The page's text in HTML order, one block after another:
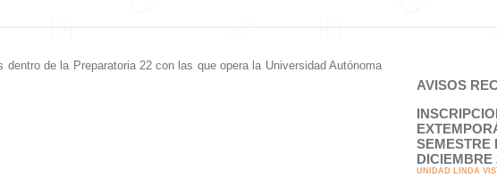
de la Preparatoria 22 con las que opera la Universidad Autónoma
AVISOS
SEMESTRE
DICIEMBRE
UNIDAD LINDA